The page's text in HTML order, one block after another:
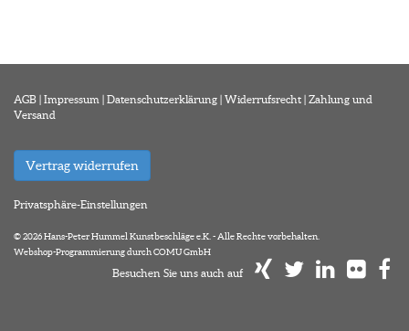
AGB | Impressum | Datenschutzerklärung | Widerrufsrecht | Zahlung und
Versand
Vertrag widerrufen
Privatsphäre-Einstellungen
© 2026 Hans-Peter Hummel Kunstbeschläge e.K. - Alle Rechte vorbehalten.
Webshop-Programmierung durch COMU GmbH
Besuchen Sie uns auch auf